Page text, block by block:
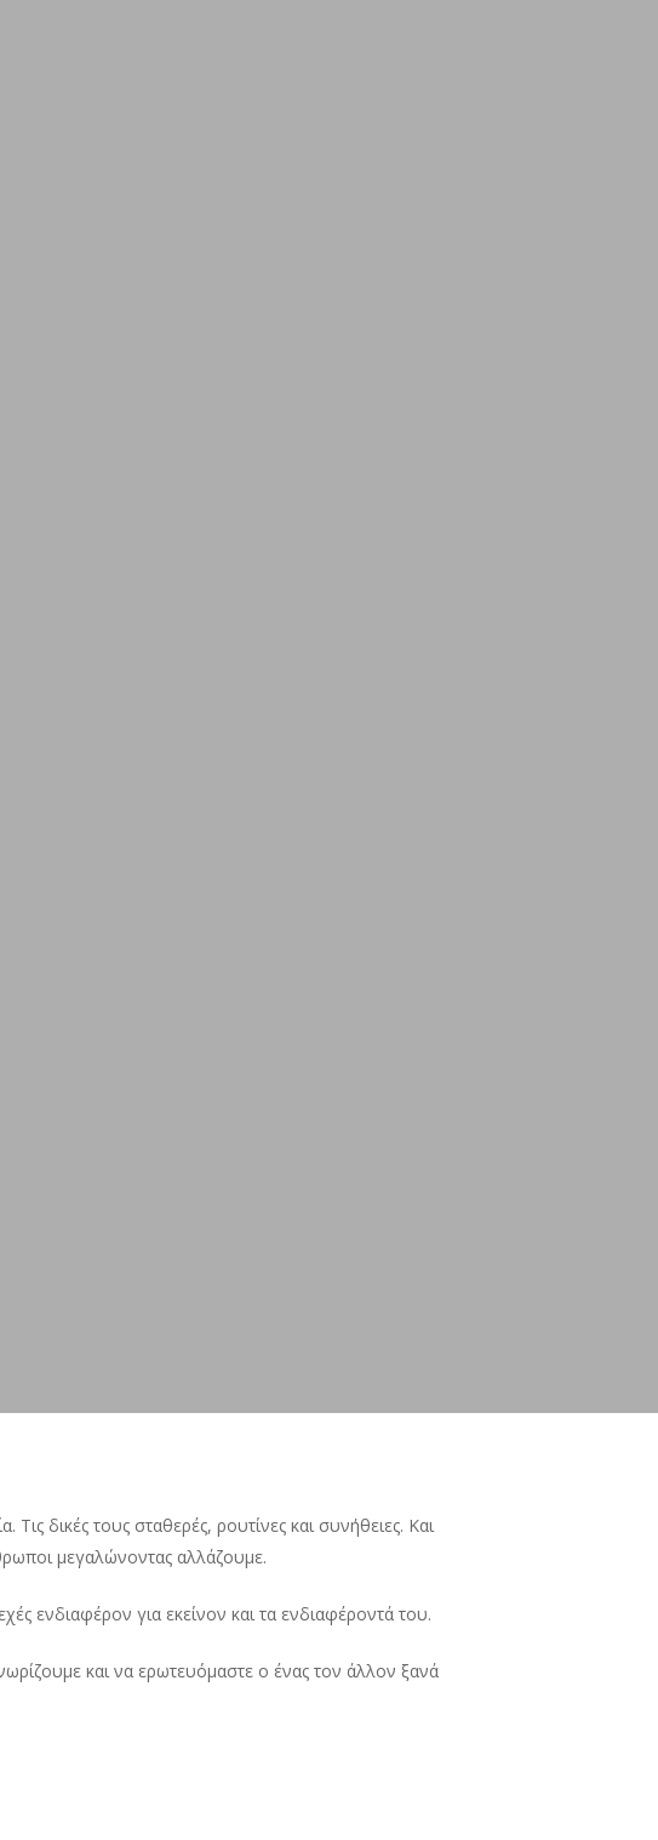
δικές τους σταθερές, ρουτίνες και συνήθειες. Και
μεγαλώνοντας αλλάζουμε.
ενδιαφέρον για εκείνον και τα ενδιαφέροντά του.
και να ερωτευόμαστε ο ένας τον άλλον ξανά